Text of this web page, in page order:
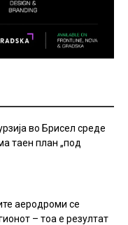
во Брисел среде
таен план „под
аеродроми се
– тоа е резултат